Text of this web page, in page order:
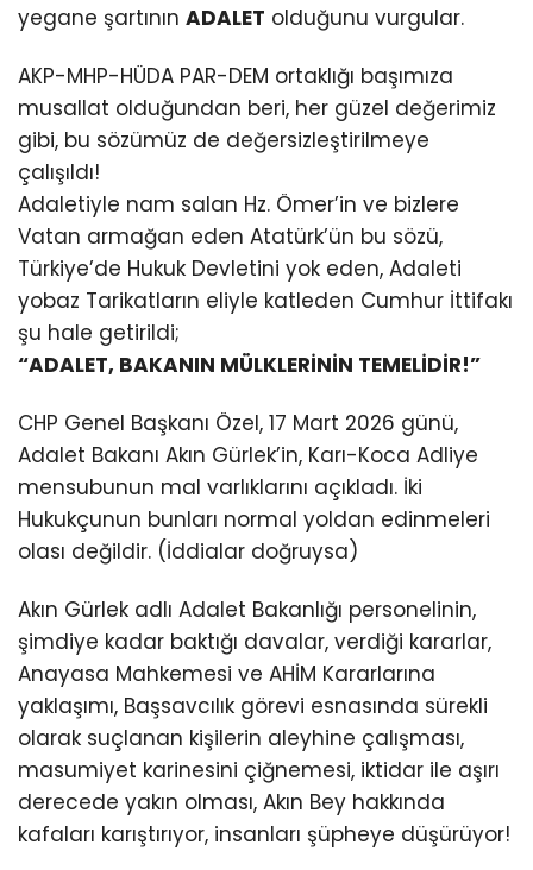
yegane şartının ADALET olduğunu vurgular.
AKP-MHP-HÜDA PAR-DEM ortaklığı başımıza
musallat olduğundan beri, her güzel değerimiz
gibi, bu sözümüz de değersizleştirilmeye
çalışıldı!
Adaletiyle nam salan Hz. Ömer’in ve bizlere
Vatan armağan eden Atatürk’ün bu sözü,
Türkiye’de Hukuk Devletini yok eden, Adaleti
yobaz Tarikatların eliyle katleden Cumhur İttifakı
şu hale getirildi;
“ADALET, BAKANIN MÜLKLERİNİN TEMELİDİR!”
CHP Genel Başkanı Özel, 17 Mart 2026 günü,
Adalet Bakanı Akın Gürlek’in, Karı-Koca Adliye
mensubunun mal varlıklarını açıkladı. İki
Hukukçunun bunları normal yoldan edinmeleri
olası değildir. (İddialar doğruysa)
Akın Gürlek adlı Adalet Bakanlığı personelinin,
şimdiye kadar baktığı davalar, verdiği kararlar,
Anayasa Mahkemesi ve AHİM Kararlarına
yaklaşımı, Başsavcılık görevi esnasında sürekli
olarak suçlanan kişilerin aleyhine çalışması,
masumiyet karinesini çiğnemesi, iktidar ile aşırı
derecede yakın olması, Akın Bey hakkında
kafaları karıştırıyor, insanları şüpheye düşürüyor!